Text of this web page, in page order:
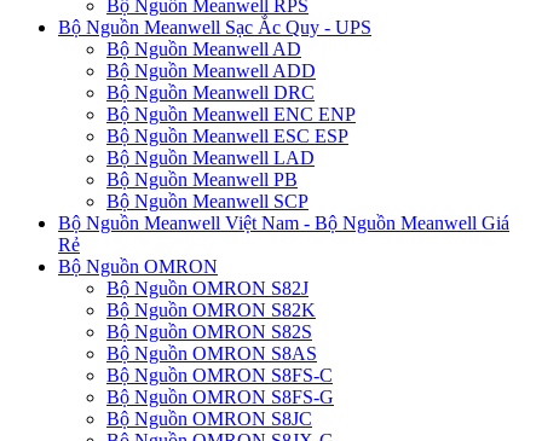
Bộ Nguồn Meanwell RPS
Bộ Nguồn Meanwell Sạc Ắc Quy - UPS
Bộ Nguồn Meanwell AD
Bộ Nguồn Meanwell ADD
Bộ Nguồn Meanwell DRC
Bộ Nguồn Meanwell ENC ENP
Bộ Nguồn Meanwell ESC ESP
Bộ Nguồn Meanwell LAD
Bộ Nguồn Meanwell PB
Bộ Nguồn Meanwell SCP
Bộ Nguồn Meanwell Việt Nam - Bộ Nguồn Meanwell Giá
Rẻ
Bộ Nguồn OMRON
Bộ Nguồn OMRON S82J
Bộ Nguồn OMRON S82K
Bộ Nguồn OMRON S82S
Bộ Nguồn OMRON S8AS
Bộ Nguồn OMRON S8FS-C
Bộ Nguồn OMRON S8FS-G
Bộ Nguồn OMRON S8JC